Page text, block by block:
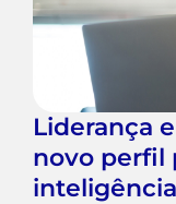
Liderança
novo perfil